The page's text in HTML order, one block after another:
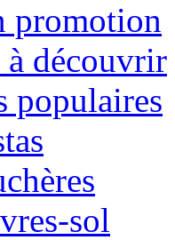
promotion
à découvrir
populaires
sol